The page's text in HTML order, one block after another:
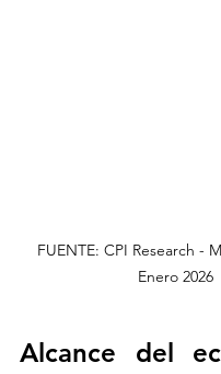
FUENTE: CPI Research -
Enero 2026
Alcance del